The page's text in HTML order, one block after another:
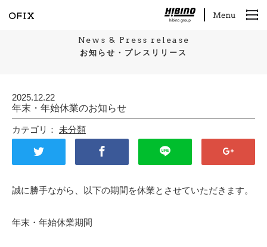
News & Press release
お知らせ・プレスリリース
2025.12.22
年末・年始休業のお知らせ
カテゴリ： 未分類
誠に勝手ながら、以下の期間を休業とさせていただきます。
年末・年始休業期間